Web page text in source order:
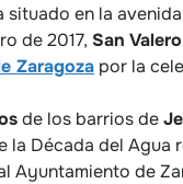
en la
de 2017, San Valero
Zaragoza por la
de los barrios de
Década del Agua
Ayuntamiento de